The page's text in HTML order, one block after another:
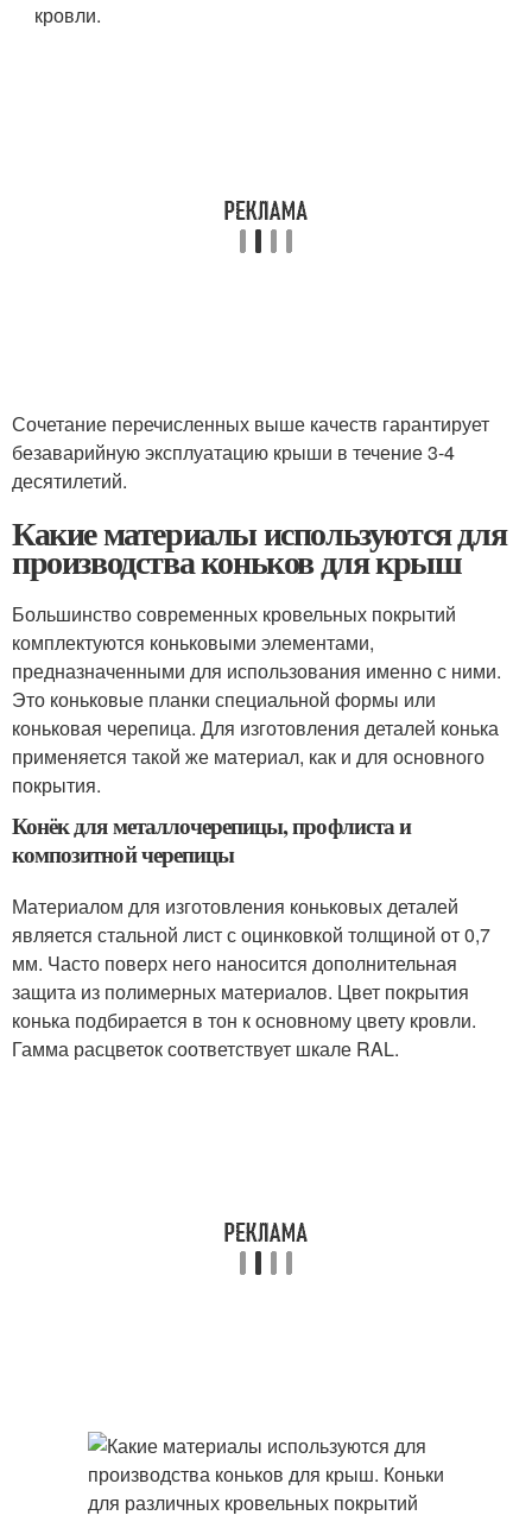
кровли.
Сочетание перечисленных выше качеств гарантирует
безаварийную эксплуатацию крыши в течение 3-4
десятилетий.
Какие материалы используются для
производства коньков для крыш
Большинство современных кровельных покрытий
комплектуются коньковыми элементами,
предназначенными для использования именно с ними.
Это коньковые планки специальной формы или
коньковая черепица. Для изготовления деталей конька
применяется такой же материал, как и для основного
покрытия.
Конёк для металлочерепицы, профлиста и
композитной черепицы
Материалом для изготовления коньковых деталей
является стальной лист с оцинковкой толщиной от 0,7
мм. Часто поверх него наносится дополнительная
защита из полимерных материалов. Цвет покрытия
конька подбирается в тон к основному цвету кровли.
Гамма расцветок соответствует шкале RAL.